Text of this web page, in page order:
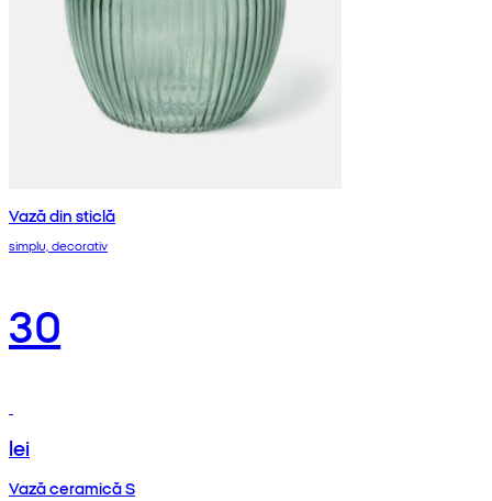
Vază din sticlă
simplu, decorativ
30
lei
Vază ceramică S